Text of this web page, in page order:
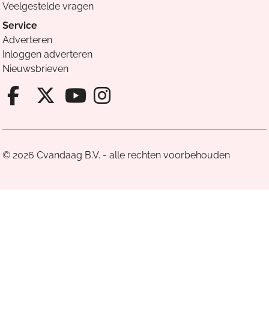
Veelgestelde vragen
Service
Adverteren
Inloggen adverteren
Nieuwsbrieven
Facebook van Cvandaag
X van Cvandaag
Instagram van
© 2026 Cvandaag B.V. - alle rechten voorbehouden